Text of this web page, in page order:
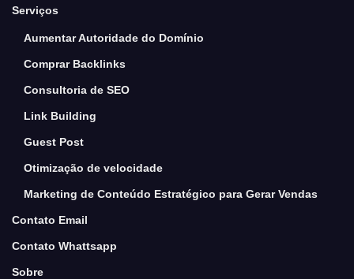
Serviços
Aumentar Autoridade do Domínio
Comprar Backlinks
Consultoria de SEO
Link Building
Guest Post
Otimização de velocidade
Marketing de Conteúdo Estratégico para Gerar Vendas
Contato Email
Contato Whattsapp
Sobre